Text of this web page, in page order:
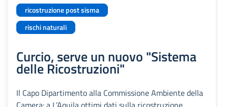
ricostruzione post sisma
rischi naturali
Curcio, serve un nuovo "Sistema
delle Ricostruzioni"
Il Capo Dipartimento alla Commissione Ambiente della